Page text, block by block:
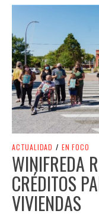
ACTUALIDAD / EN FOCO
WINIFREDA
CRÉDITOS
VIVIENDAS